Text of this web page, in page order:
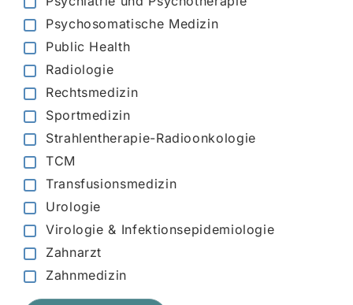
Psychosomatische Medizin
Public Health
Radiologie
Rechtsmedizin
Sportmedizin
Strahlentherapie-Radioonkologie
TCM
Transfusionsmedizin
Urologie
Virologie & Infektionsepidemiologie
Zahnarzt
Zahnmedizin